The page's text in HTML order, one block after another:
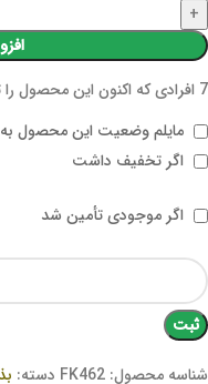
7 افرادی که اکنون این محصول را
مایلم وضعیت این محصول
اگر تخفیف داشت
اگر موجودی تأمین شد
ثبت
شناسه محصول: FK462 دسته: